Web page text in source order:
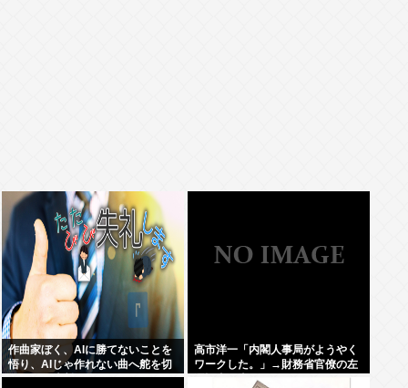
作曲家ぼく、AIに勝てないことを
悟り、AIじゃ作れない曲へ舵を切
ることを決断
高市洋一「内閣人事局がようやく
ワークした。」→財務省官僚の左
遷記事を喜んでポスト